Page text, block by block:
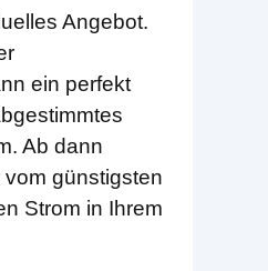
Angebot.
ein perfekt
Ab dann
vom günstigsten
Strom in Ihrem